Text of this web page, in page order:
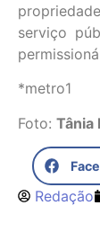
serviço
*metro1
Foto: Tânia
Redação